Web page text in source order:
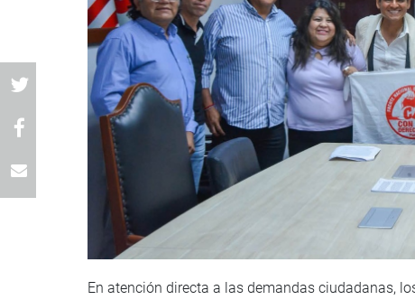
En atención directa a las demandas ciudadanas,